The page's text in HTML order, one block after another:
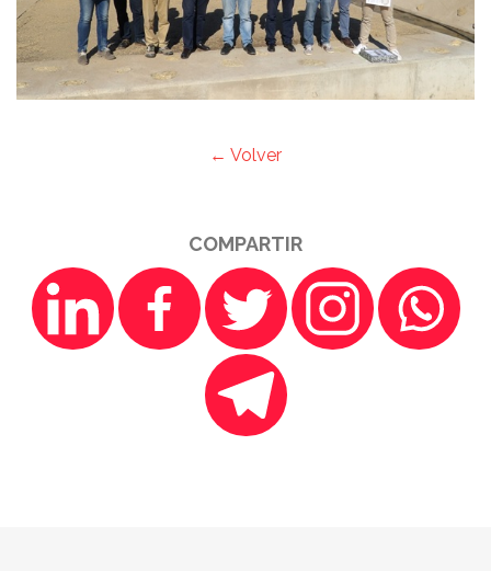
← Volver
COMPARTIR